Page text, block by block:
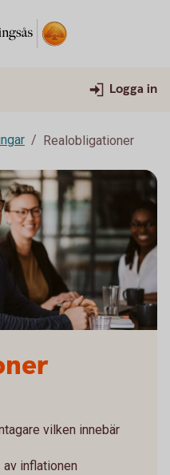
Logga in
Realobligationer
vilken innebär
inflationen